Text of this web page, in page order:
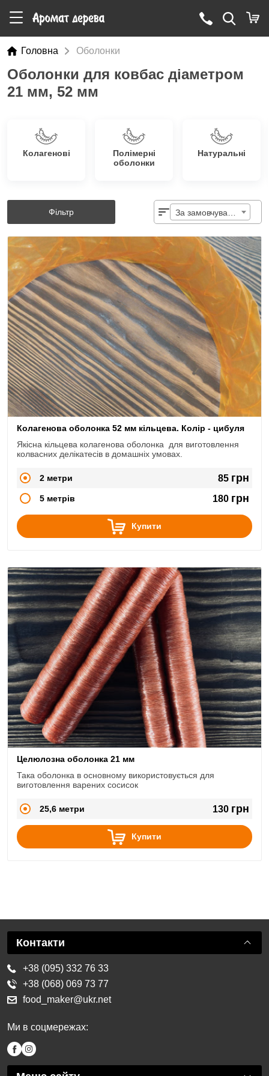
Головна Оболонки
Оболонки для ковбас діаметром
21 мм, 52 мм
Колагенові
Полімерні
оболонки
Натуральні
Фільтр
Колагенова оболонка 52 мм кільцева. Колір - цибуля
Якісна кільцева колагенова оболонка для виготовлення
колвасних делікатесів в домашніх умовах.
2 метри 85 грн
5 метрів 180 грн
Купити
Целюлозна оболонка 21 мм
Така оболонка в основному використовується для
виготовлення варених сосисок
25,6 метри 130 грн
Купити
Контакти
+38 (095) 332 76 33
+38 (068) 069 73 77
food_maker@ukr.net
Ми в соцмережах: